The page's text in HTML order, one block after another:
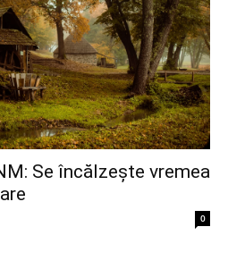
Se încălzește vremea
0